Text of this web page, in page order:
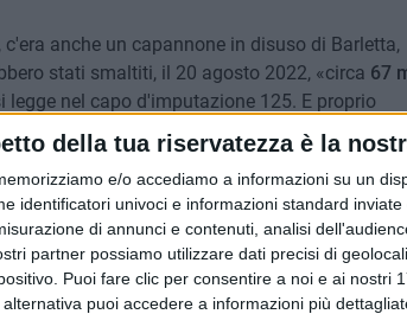
della tua riservatezza è la
e/o accediamo a informazioni su un
identificatori univoci e informazioni standard
di annunci e contenuti, analisi
partner possiamo utilizzare dati precisi di
Puoi fare clic per consentire a noi e ai nostri
puoi accedere a informazioni più
anche un capannone in disuso di Barletta,
stati smaltiti, il 20 agosto 2022, «circa 67
legge nel capo d'imputazione 125. E proprio
effettuato «un'attività non autorizzata di
provenienti da vari siti produttivi di
inquinamento. Numeri monstre che sono il
preliminari delTribunale di Bari, Ilaria
e Domenico Minardi. Gli sversamenti